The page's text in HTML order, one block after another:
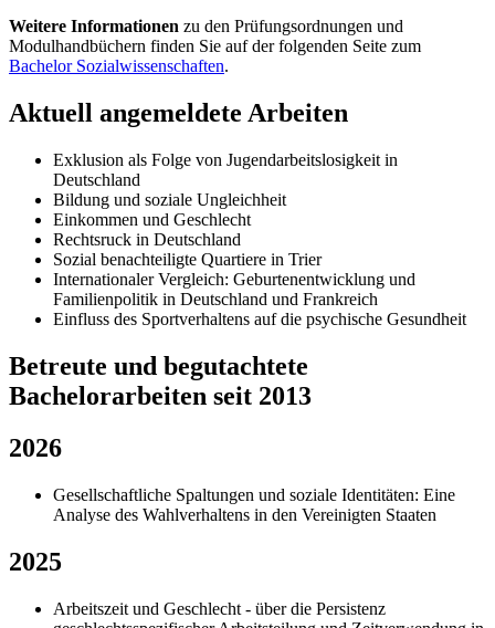
Weitere Informationen zu den Prüfungsordnungen und
Modulhandbüchern finden Sie auf der folgenden Seite zum
Bachelor Sozialwissenschaften.
Aktuell angemeldete Arbeiten
Exklusion als Folge von Jugendarbeitslosigkeit in
Deutschland
Bildung und soziale Ungleichheit
Einkommen und Geschlecht
Rechtsruck in Deutschland
Sozial benachteiligte Quartiere in Trier
Internationaler Vergleich: Geburtenentwicklung und
Familienpolitik in Deutschland und Frankreich
Einfluss des Sportverhaltens auf die psychische Gesundheit
Betreute und begutachtete
Bachelorarbeiten seit 2013
2026
Gesellschaftliche Spaltungen und soziale Identitäten: Eine
Analyse des Wahlverhaltens in den Vereinigten Staaten
2025
Arbeitszeit und Geschlecht - über die Persistenz